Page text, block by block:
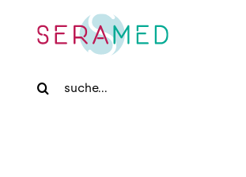
content
Home
for: